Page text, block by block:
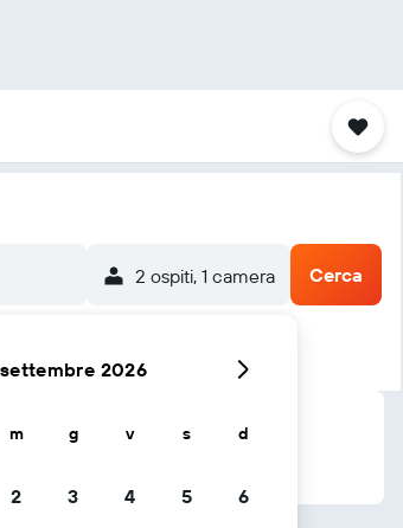
2 ospiti, 1 camera Cerca
settembre 2026
m g v s d
2 3 4 5 6